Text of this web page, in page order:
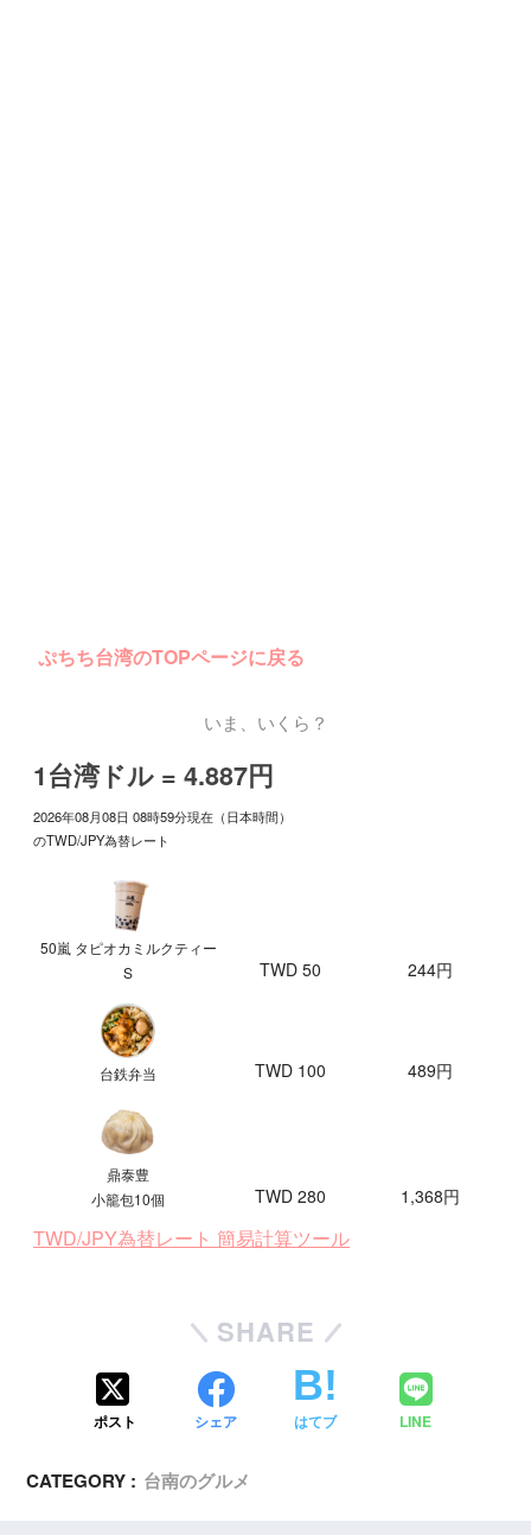
ぷちち台湾のTOPページに戻る
いま、いくら？
1台湾ドル = 4.887円
2026年08月08日 08時59分現在（日本時間）
のTWD/JPY為替レート
50嵐 タピオカミルクティー
S
TWD 50 244円
台鉄弁当 TWD 100 489円
鼎泰豊
小籠包10個
TWD 280 1,368円
TWD/JPY為替レート 簡易計算ツール
SHARE
ポスト シェア はてブ LINE
CATEGORY : 台南のグルメ